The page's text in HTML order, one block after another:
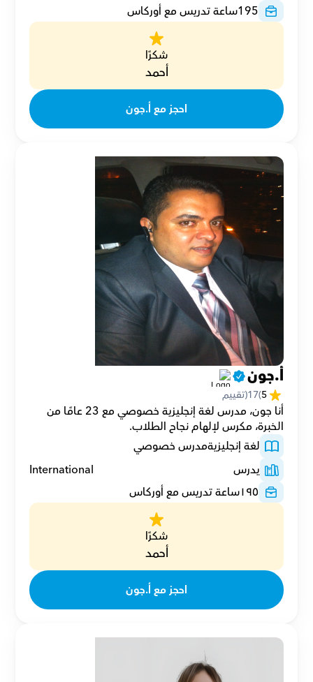
195ساعة تدريس مع أوركاس
شكرًا
أحمد
احجز مع أ.جون
أ.جون
5
(
17(تقييم
الخبرة، مكرس لإلهام نجاح الطلاب.
لغة إنجليزيةمدرس خصوصي
يدرس
International
١٩٥ساعة تدريس مع أوركاس
شكرًا
أحمد
احجز مع أ.جون